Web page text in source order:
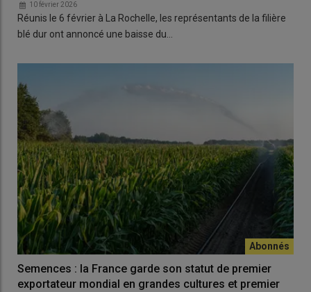
10 février 2026
Réunis le 6 février à La Rochelle, les représentants de la filière
blé dur ont annoncé une baisse du…
Semences : la France garde son statut de premier
exportateur mondial en grandes cultures et premier